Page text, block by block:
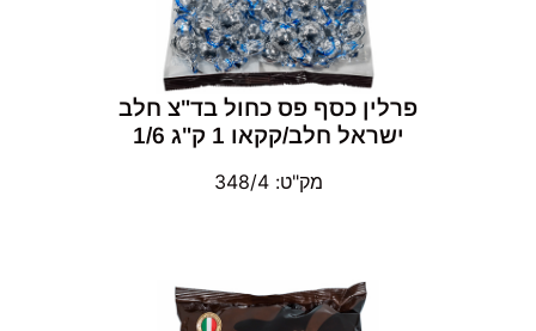
פרלין כסף פס כחול בד"צ חלב
ישראל חלב/קקאו 1 ק"ג 1/6
מק"ט: 348/4